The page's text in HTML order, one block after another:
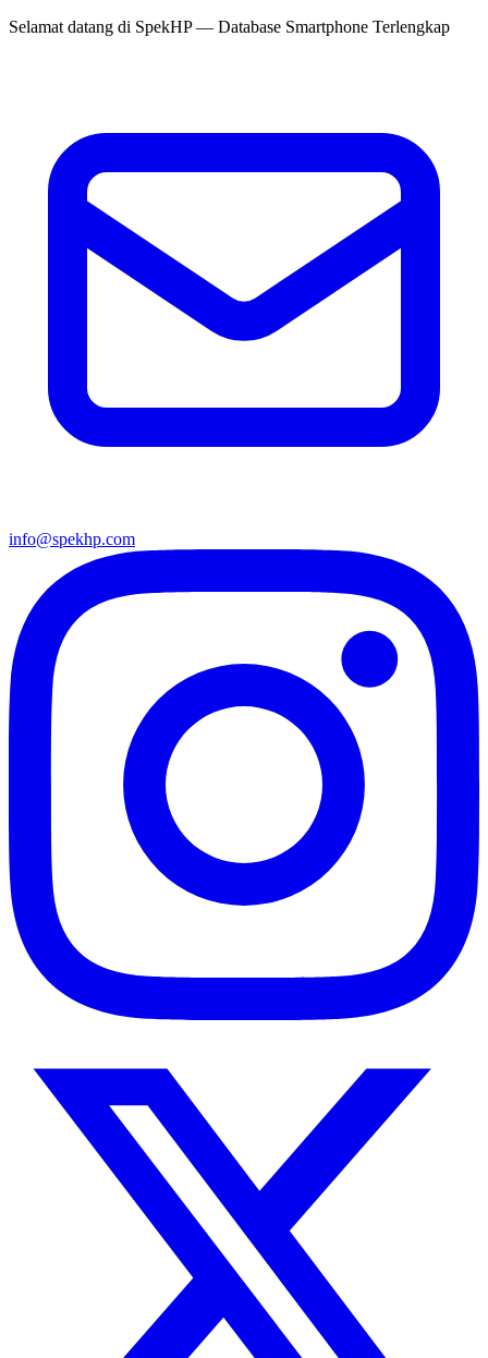
Selamat datang di SpekHP— Database Smartphone Terlengkap
info@spekhp.com